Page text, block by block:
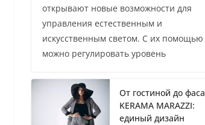
открывают новые возможности для
управления естественным и
искусственным светом. С их помощью
можно регулировать уровень
От гостиной до
KERAMA MARAZZI:
единый дизайн